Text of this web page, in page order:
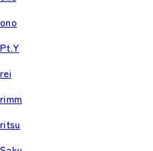
ono
Pt.Y
rei
rimm
ritsu